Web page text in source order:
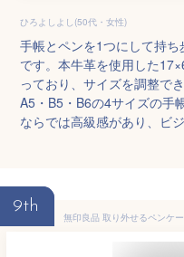
ひろよしよし(50代・女性)
手帳とペンを1つにして持
です。本牛革を使用した
っており、サイズを調整で
A5・B5・B6の4サイズの手
ならでは高級感があり、ビ
9th
無印良品 取り外せるペンケ